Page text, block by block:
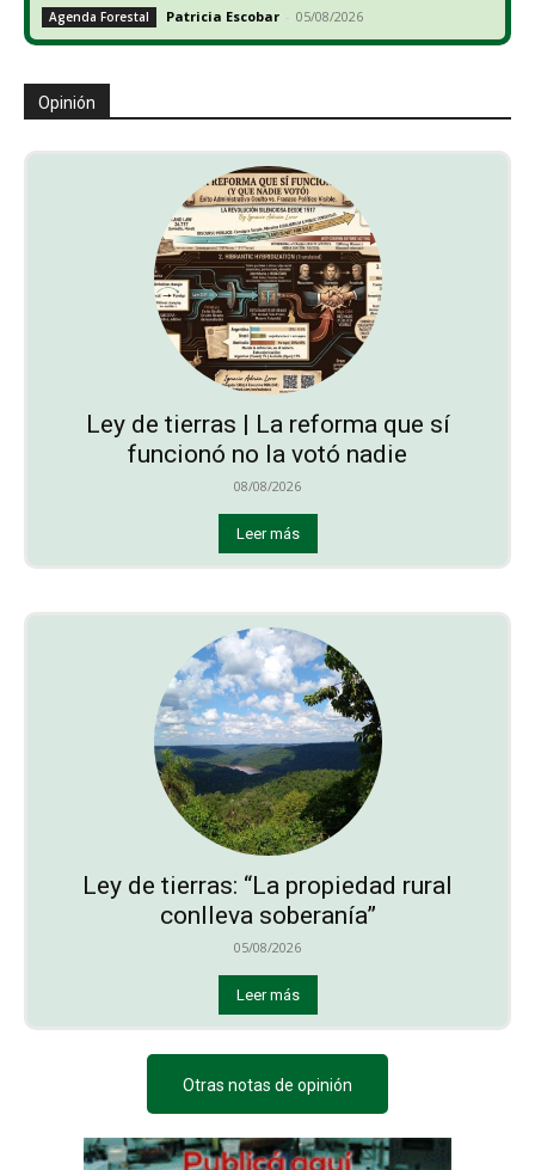
Agenda Forestal Patricia Escobar - 05/08/2026
Opinión
Ley de tierras | La reforma que sí
funcionó no la votó nadie
08/08/2026
Leer más
Ley de tierras: “La propiedad rural
conlleva soberanía”
05/08/2026
Leer más
Otras notas de opinión